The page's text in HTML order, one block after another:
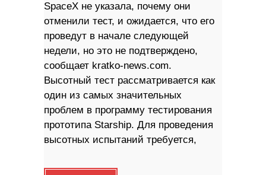
SpaceX не указала, почему они
отменили тест, и ожидается, что его
проведут в начале следующей
недели, но это не подтверждено,
сообщает kratko-news.com.
Высотный тест рассматривается как
один из самых значительных
проблем в программу тестирования
прототипа Starship. Для проведения
высотных испытаний требуется,